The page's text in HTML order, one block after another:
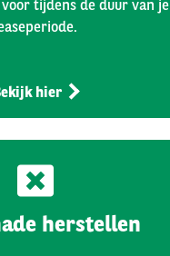
tijdens de duur van je
hier
herstellen